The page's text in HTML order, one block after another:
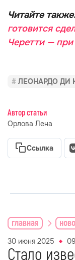
Читайте
готовится
Черетти —
ЛЕОНАРДО ДИ
Автор статьи
Орлова Лена
Ссылка
главная
30 июня 2025
Стало